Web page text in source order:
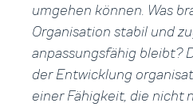
umgehen können. Was
Organisation stabil und
anpassungsfähig bleibt?
der Entwicklung
einer Fähigkeit, die nicht